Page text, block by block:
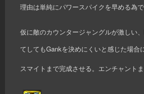
理由は単純にパワースパイクを早める為で
仮に敵のカウンタージャングルが激しい
てしてもGankを決めにくいと感じた場合
スマイトまで完成させる。エンチャントま